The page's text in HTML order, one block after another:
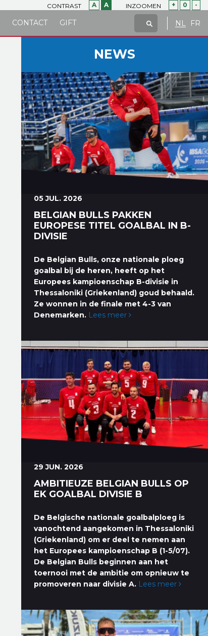
CONTRAST A A INZOOMEN + 0 -
NL FR
CONTACT GIFT
NEWS
05 JUL. 2026
BELGIAN BULLS PAKKEN
EUROPESE TITEL GOALBAL IN B-
DIVISIE
De Belgian Bulls, onze nationale ploeg
goalbal bij de heren, heeft op het
Europees kampioenschap B-divisie in
Thessaloniki (Griekenland) goud behaald.
Ze wonnen in de finale met 4-3 van
Denemarken. Lees meer
29 JUN. 2026
AMBITIEUZE BELGIAN BULLS OP
EK GOALBAL DIVISIE B
De Belgische nationale goalbalploeg is
vanochtend aangekomen in Thessaloniki
(Griekenland) om er deel te nemen aan
het Europees kampioenschap B (1-5/07).
De Belgian Bulls beginnen aan het
toernooi met de ambitie om opnieuw te
promoveren naar divisie A. Lees meer